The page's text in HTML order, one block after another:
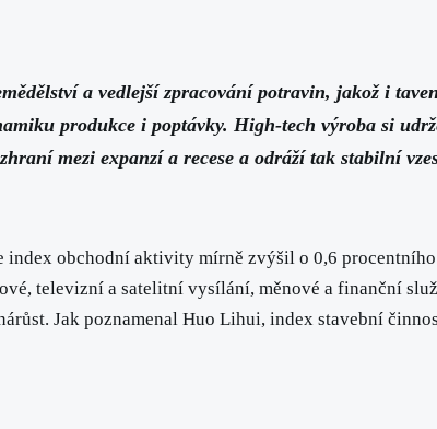
a vedlejší zpracování potravin, jakož i
produkce i poptávky. High-tech výroba si
mezi expanzí a recese a odráží tak stabilní
index obchodní aktivity mírně zvýšil o 0,6
televizní a satelitní vysílání, měnové a finanční
Jak poznamenal Huo Lihui, index stavební